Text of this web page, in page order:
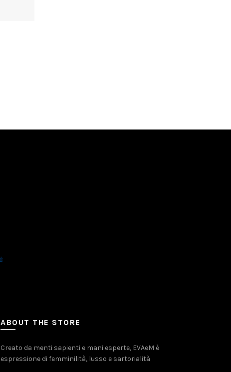
ABOUT THE STORE
Creato da menti sapienti e mani esperte, EVAeM è
espressione di femminilità, lusso e sartorialità